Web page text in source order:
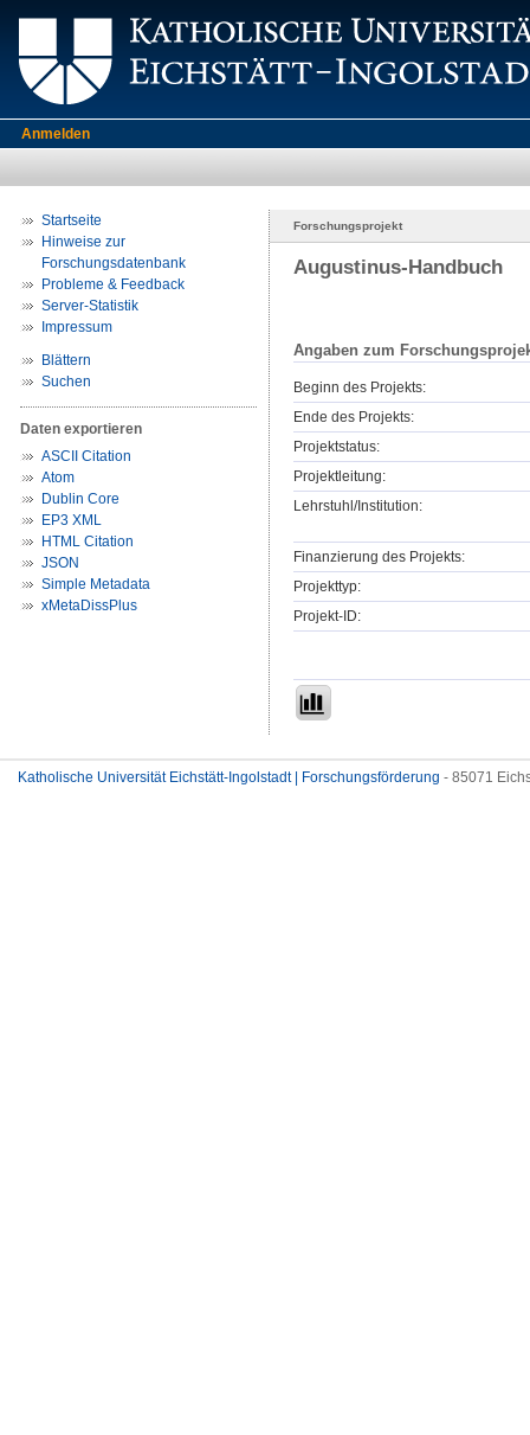
Anmelden
Startseite
Hinweise zur
Forschungsdatenbank
Probleme & Feedback
Server-Statistik
Impressum
Blättern
Suchen
Daten exportieren
ASCII Citation
Atom
Dublin Core
EP3 XML
HTML Citation
JSON
Simple Metadata
xMetaDissPlus
Forschungsprojekt
Augustinus-Handbuch
Angaben zum
Beginn des Projekts:
Ende des Projekts:
Projektstatus:
Projektleitung:
Lehrstuhl/Institution:
Finanzierung des Projekts:
Projekttyp:
Projekt-ID:
Katholische Universität Eichstätt-Ingolstadt | Forschungsförderung - 85071